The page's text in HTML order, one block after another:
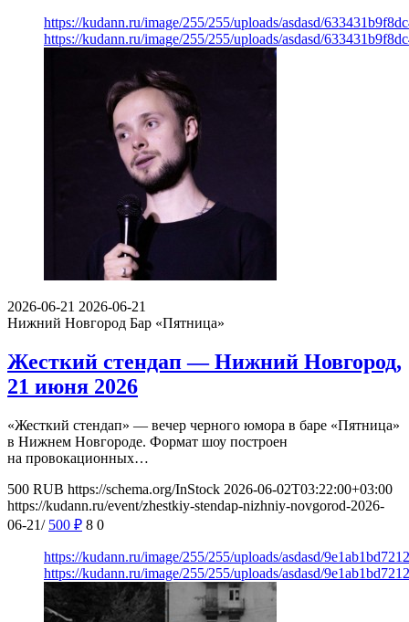
https://kudann.ru/image/255/255/uploads/asdasd/
https://kudann.ru/image/255/255/uploads/asdasd/
2026-06-21 2026-06-21
Нижний Новгород Бар «Пятница»
Жесткий стендап — Нижний Новгород,
21 июня 2026
«Жесткий стендап» — вечер черного юмора в баре «Пятница»
в Нижнем Новгороде. Формат шоу построен
на провокационных…
500 RUB https://schema.org/InStock 2026-06-02T03:22:00+03:00
https://kudann.ru/event/zhestkiy-stendap-nizhniy-novgorod-2026-
06-21/ 500 ₽ 8 0
https://kudann.ru/image/255/255/uploads/asdasd/
https://kudann.ru/image/255/255/uploads/asdasd/